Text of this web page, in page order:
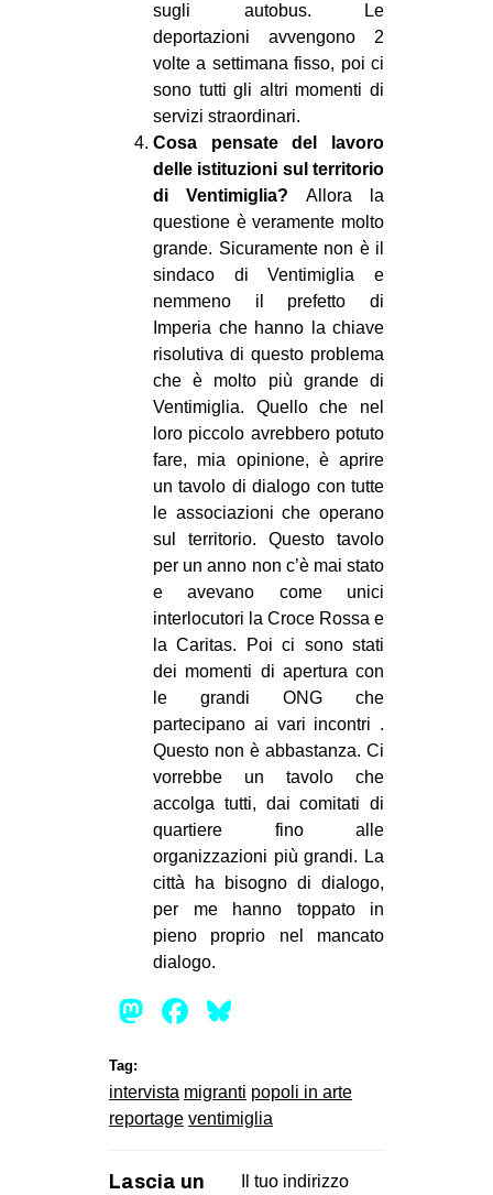
sugli autobus. Le
deportazioni avvengono 2
volte a settimana fisso, poi ci
sono tutti gli altri momenti di
servizi straordinari.
Cosa pensate del lavoro
delle istituzioni sul territorio
di Ventimiglia? Allora la
questione è veramente molto
grande. Sicuramente non è il
sindaco di Ventimiglia e
nemmeno il prefetto di
Imperia che hanno la chiave
risolutiva di questo problema
che è molto più grande di
Ventimiglia. Quello che nel
loro piccolo avrebbero potuto
fare, mia opinione, è aprire
un tavolo di dialogo con tutte
le associazioni che operano
sul territorio. Questo tavolo
per un anno non c’è mai stato
e avevano come unici
interlocutori la Croce Rossa e
la Caritas. Poi ci sono stati
dei momenti di apertura con
le grandi ONG che
partecipano ai vari incontri .
Questo non è abbastanza. Ci
vorrebbe un tavolo che
accolga tutti, dai comitati di
quartiere fino alle
organizzazioni più grandi. La
città ha bisogno di dialogo,
per me hanno toppato in
pieno proprio nel mancato
dialogo.
Mastodon
Facebook
Tag:
intervista migranti popoli in arte
reportage ventimiglia
Lascia un
Il tuo indirizzo